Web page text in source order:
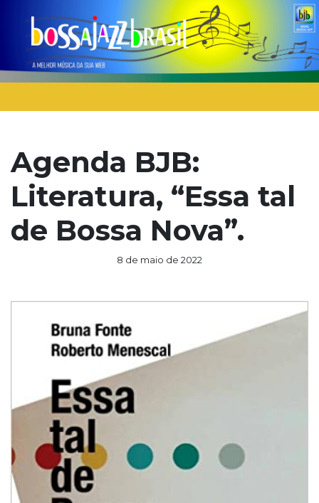
Agenda BJB:
Literatura, “Essa tal
de Bossa Nova”.
8 de maio de 2022